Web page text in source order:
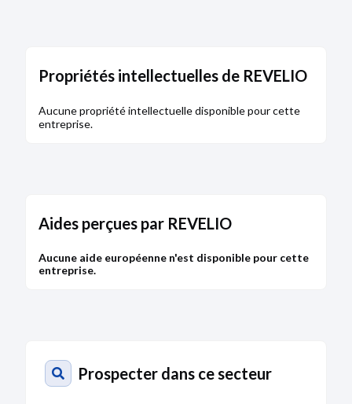
Propriétés intellectuelles de REVELIO
Aucune propriété intellectuelle disponible pour cette
entreprise.
Aides perçues par REVELIO
Aucune aide européenne n'est disponible pour cette
entreprise.
Prospecter dans ce secteur